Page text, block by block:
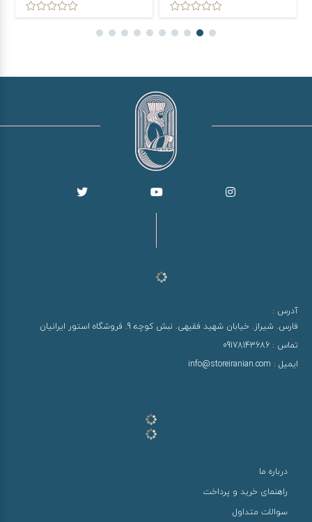
آدرس :
فارس. شیراز. خیابان شهید فقیهی. نبش کوچه 9. فروشگاه استور ایرانیان
تماس : 09178143686
ایمیل : info@storeiranian.com
درباره ما
راهنمای خرید و پرداخت
سوالات متداول